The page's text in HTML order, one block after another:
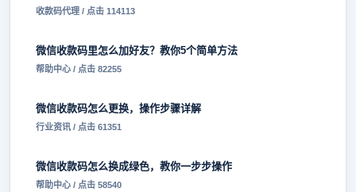
收款码代理 / 点击 114113
微信收款码里怎么加好友？教你5个简单方法
帮助中心 / 点击 82255
微信收款码怎么更换，操作步骤详解
行业资讯 / 点击 61351
微信收款码怎么换成绿色，教你一步步操作
帮助中心 / 点击 58540